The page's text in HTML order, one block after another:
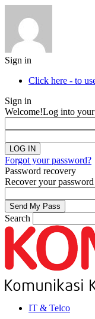
Sign in
Click here - to
Sign in
Welcome!Log into
Forgot your password?
Password recovery
Recover your password
Search
IT & Telco